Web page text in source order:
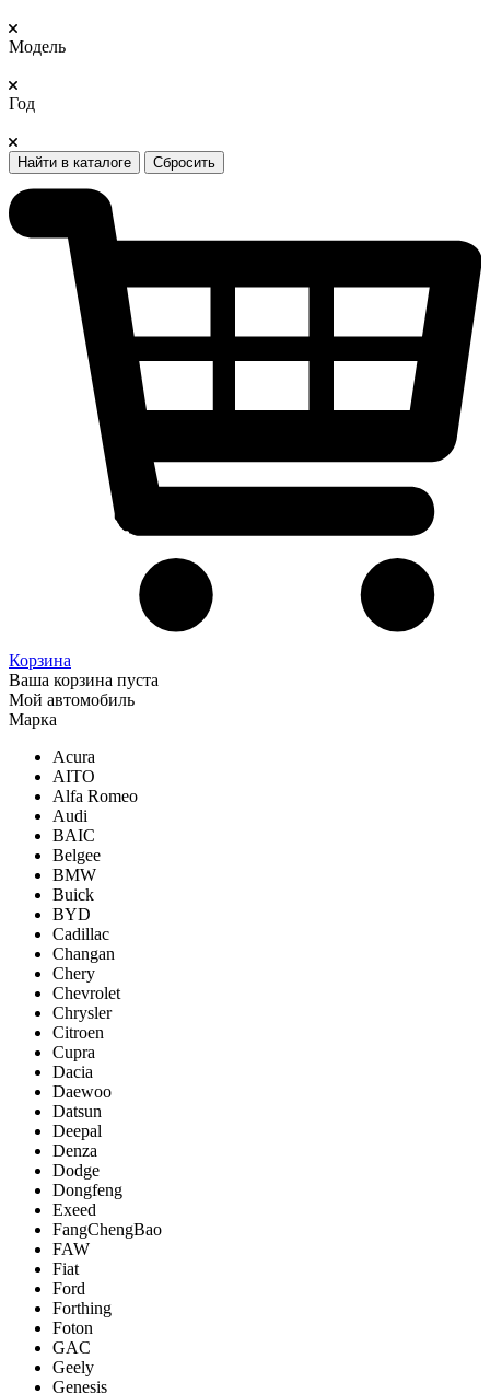
Модель
Год
Найти в каталоге Сбросить
Корзина
Ваша корзина пуста
Мой автомобиль
Марка
Acura
AITO
Alfa Romeo
Audi
BAIC
Belgee
BMW
Buick
BYD
Cadillac
Changan
Chery
Chevrolet
Chrysler
Citroen
Cupra
Dacia
Daewoo
Datsun
Deepal
Denza
Dodge
Dongfeng
Exeed
FangChengBao
FAW
Fiat
Ford
Forthing
Foton
GAC
Geely
Genesis